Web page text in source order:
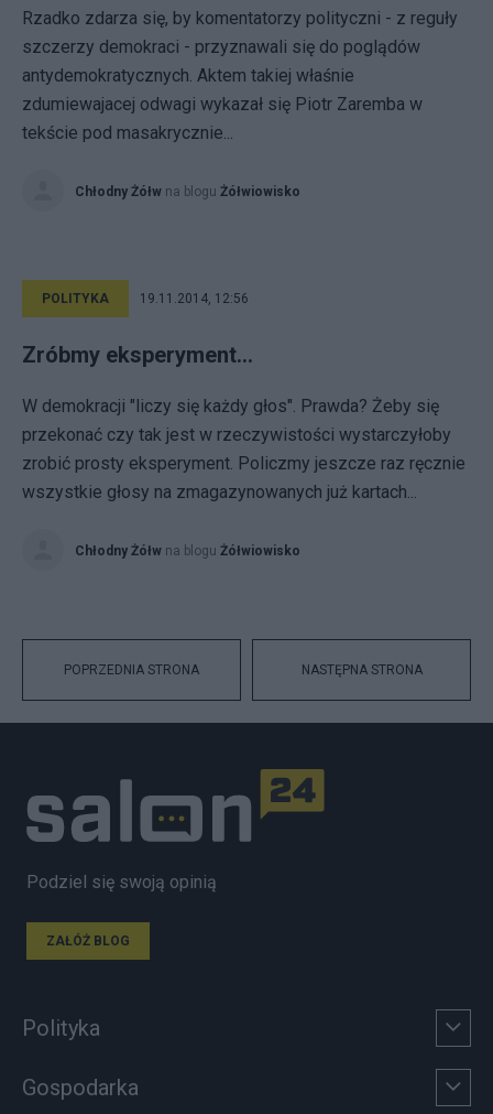
Rzadko zdarza się, by komentatorzy polityczni - z reguły
szczerzy demokraci - przyznawali się do poglądów
antydemokratycznych. Aktem takiej właśnie
zdumiewajacej odwagi wykazał się Piotr Zaremba w
tekście pod masakrycznie...
Chłodny Żółw na blogu Żółwiowisko
POLITYKA 19.11.2014, 12:56
Zróbmy eksperyment...
W demokracji "liczy się każdy głos". Prawda? Żeby się
przekonać czy tak jest w rzeczywistości wystarczyłoby
zrobić prosty eksperyment. Policzmy jeszcze raz ręcznie
wszystkie głosy na zmagazynowanych już kartach...
Chłodny Żółw na blogu Żółwiowisko
POPRZEDNIA STRONA NASTĘPNA STRONA
Podziel się swoją opinią
ZAŁÓŻ BLOG
Polityka
Gospodarka